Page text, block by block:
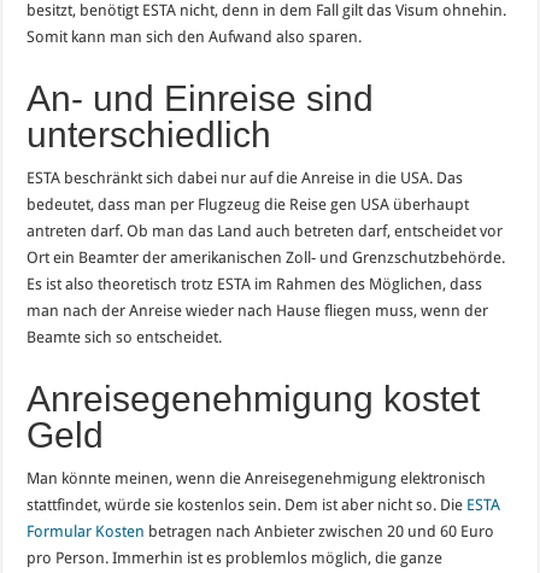
besitzt, benötigt ESTA nicht, denn in dem Fall gilt das Visum ohnehin.
Somit kann man sich den Aufwand also sparen.
An- und Einreise sind
unterschiedlich
ESTA beschränkt sich dabei nur auf die Anreise in die USA. Das
bedeutet, dass man per Flugzeug die Reise gen USA überhaupt
antreten darf. Ob man das Land auch betreten darf, entscheidet vor
Ort ein Beamter der amerikanischen Zoll- und Grenzschutzbehörde.
Es ist also theoretisch trotz ESTA im Rahmen des Möglichen, dass
man nach der Anreise wieder nach Hause fliegen muss, wenn der
Beamte sich so entscheidet.
Anreisegenehmigung kostet
Geld
Man könnte meinen, wenn die Anreisegenehmigung elektronisch
stattfindet, würde sie kostenlos sein. Dem ist aber nicht so. Die ESTA
Formular Kosten betragen nach Anbieter zwischen 20 und 60 Euro
pro Person. Immerhin ist es problemlos möglich, die ganze